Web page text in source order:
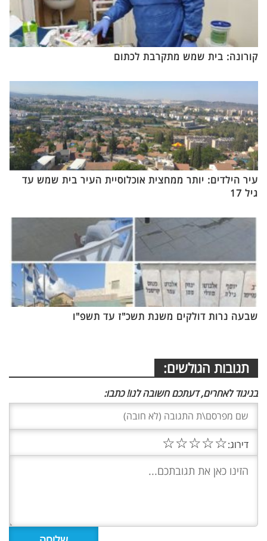
קורונה: בית שמש מתקרבת לכתום
עיר הילדים: יותר ממחצית אוכלוסיית העיר בית שמש עד
גיל 17
שבעה נרות דולקים משנת תשכ"ז עד תשפ"ו
תגובות הגולשים:
בניגוד לאחרים, דעתכם חשובה לנו! כתבו:
דירוג:☆
☆
☆
☆
☆